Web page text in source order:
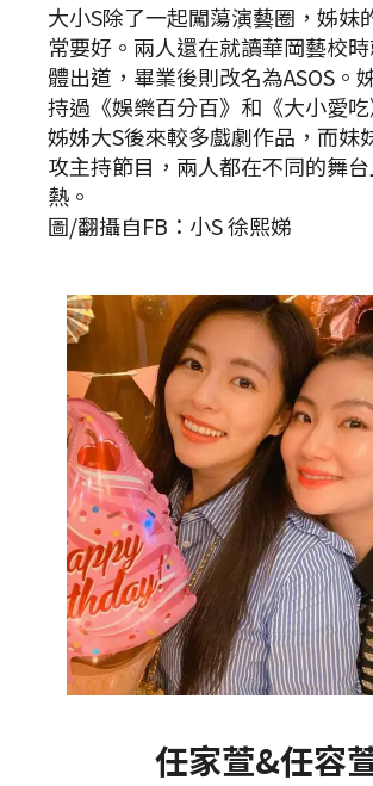
大小S除了一起闖蕩演藝圈，姊妹
常要好。兩人還在就讀華岡藝校時
體出道，畢業後則改名為ASOS。
持過《娛樂百分百》和《大小愛吃
姊姊大S後來較多戲劇作品，而妹
攻主持節目，兩人都在不同的舞
熱。
圖/翻攝自FB：小S 徐熙娣
任家萱&任容